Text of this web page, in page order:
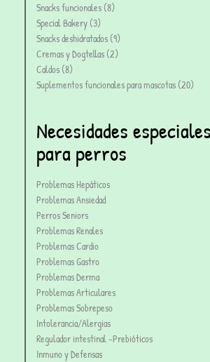
Snacks funcionales 8
Special Bakery 3
Snacks deshidratados 9
Cremas y Dogtellas 2
Caldos 8
Suplementos funcionales para mascotas 20
Necesidades especiales
para perros
Problemas Hepáticos
Problemas Ansiedad
Perros Seniors
Problemas Renales
Problemas Cardio
Problemas Gastro
Problemas Derma
Problemas Articulares
Problemas Sobrepeso
Intolerancia/Alergias
Regulador intestinal -Prebióticos
Inmuno y Defensas